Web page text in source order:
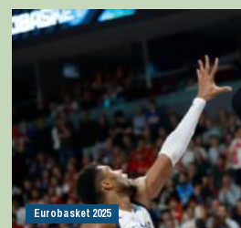
Eurobasket 2025